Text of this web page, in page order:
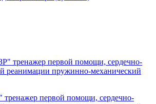
первой помощи, сердечно-